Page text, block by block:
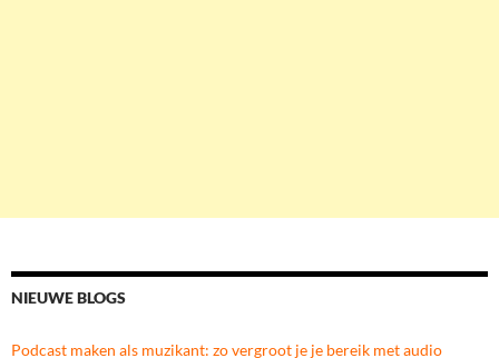
NIEUWE BLOGS
Podcast maken als muzikant: zo vergroot je je bereik met audio